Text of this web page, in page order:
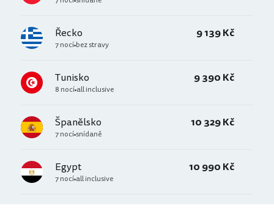
Řecko 9 139 Kč
7 nocí bez stravy
Tunisko 9 390 Kč
8 nocí all inclusive
Španělsko 10 329 Kč
7 nocísnídaně
Egypt 10 990 Kč
7 nocí all inclusive